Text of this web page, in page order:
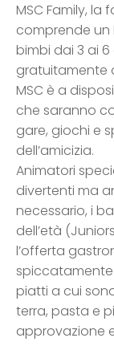
MSC Family, la
comprende
bimbi dai 3 ai 6
gratuitamente
MSC è a
che saranno
gare, giochi e
dell’amicizia.
Animatori
divertenti ma
necessario, i
dell’età
l’offerta
piatti a cui
terra, pasta e
approvazione